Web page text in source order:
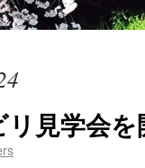
見学会